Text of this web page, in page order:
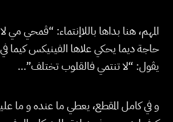
المهم، هنا بداها باللاإنتماء: “ڨمحي مي
حاجة ديما يحكي علاها الفينيكس كيما
يڤول: “لا تنتمي فالقلوب تختلف”…
و في كامل المقطع، يعطي ما عنده و ما